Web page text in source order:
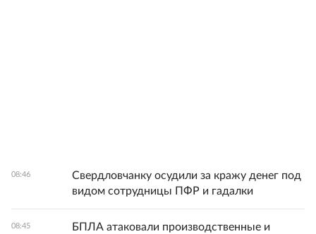
08:46
Свердловчанку осудили за кражу денег под
видом сотрудницы ПФР и гадалки
08:45
БПЛА атаковали производственные и